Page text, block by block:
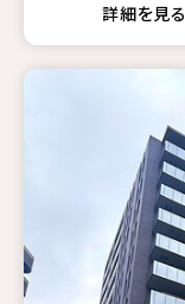
詳細を見る